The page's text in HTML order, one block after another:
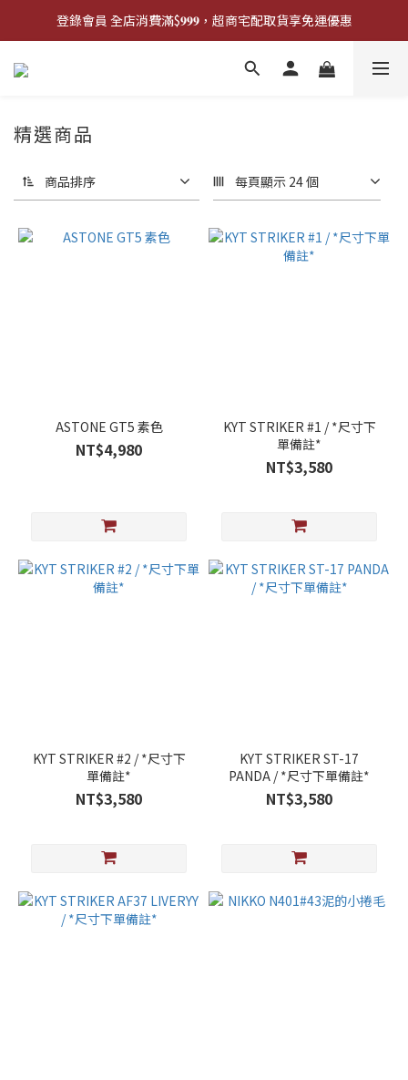
登錄會員 全店消費滿$𝟗𝟗𝟗，超商宅配取貨享免運優惠
登錄會員 全店消費滿$𝟗𝟗𝟗，超商宅配取貨享免運優惠
歡迎來門市試戴尺寸
登錄會員 全店消費滿$𝟗𝟗𝟗，超商宅配取貨享免運優惠
精選商品
商品排序 每頁顯示 24 個
ASTONE GT5 素色
NT$4,980
KYT STRIKER #1 / *尺寸下
單備註*
NT$3,580
KYT STRIKER #2 / *尺寸下
單備註*
NT$3,580
KYT STRIKER ST-17
PANDA / *尺寸下單備註*
NT$3,580